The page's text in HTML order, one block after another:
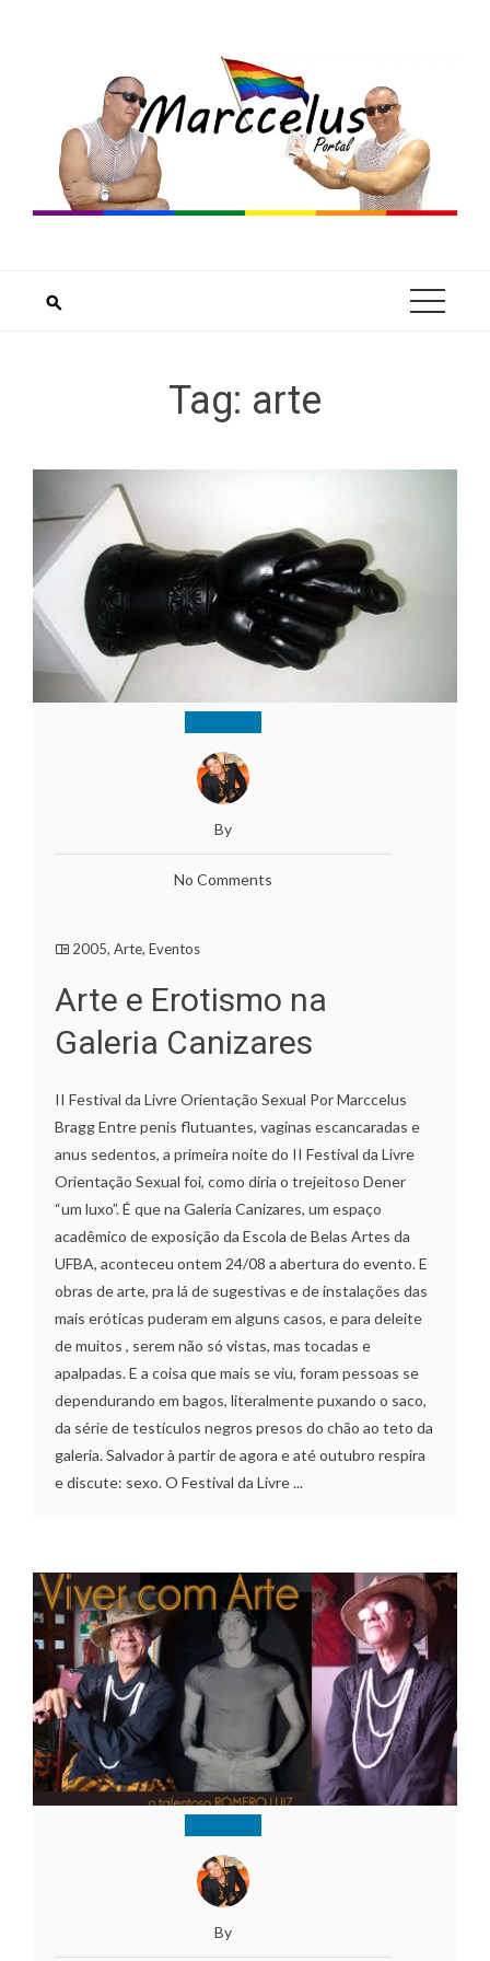
Tag: arte
By
No Comments
2005, Arte, Eventos
Arte e Erotismo na
Galeria Canizares
II Festival da Livre Orientação Sexual Por Marccelus
Bragg Entre penis flutuantes, vaginas escancaradas e
anus sedentos, a primeira noite do II Festival da Livre
Orientação Sexual foi, como diria o trejeitoso Dener
“um luxo”. É que na Galeria Canizares, um espaço
acadêmico de exposição da Escola de Belas Artes da
UFBA, aconteceu ontem 24/08 a abertura do evento. E
obras de arte, pra lá de sugestivas e de instalações das
mais eróticas puderam em alguns casos, e para deleite
de muitos , serem não só vistas, mas tocadas e
apalpadas. E a coisa que mais se viu, foram pessoas se
dependurando em bagos, literalmente puxando o saco,
da série de testículos negros presos do chão ao teto da
galeria. Salvador à partir de agora e até outubro respira
e discute: sexo. O Festival da Livre ...
By